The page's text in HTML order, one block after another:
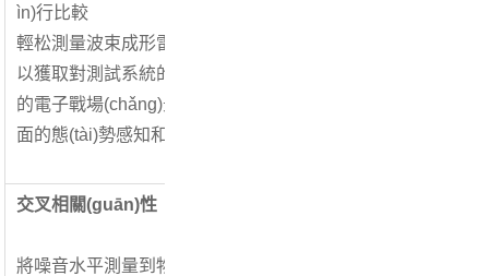
ìn)行比較
輕松測量波束成形雷達或MIMO通信系統之間的相位關(guān)
以獲取對測試系統的新見(jiàn)解在涉及DRFM或雷達發(fā)射
的電子戰場(chǎng)景中以不同頻率同時(shí)捕獲,以實(shí)現
面的態(tài)勢感知和提高威脅檢測能力。
交叉相關(guān)性
將噪音水平測量到物理極限